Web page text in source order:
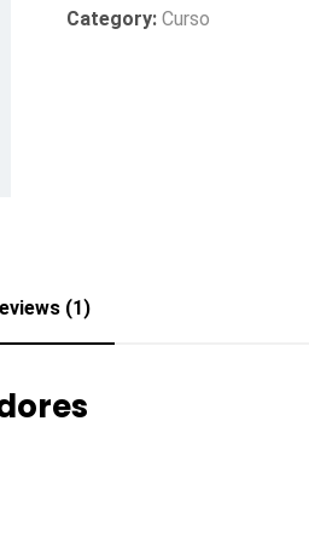
Category: Curso
(1)